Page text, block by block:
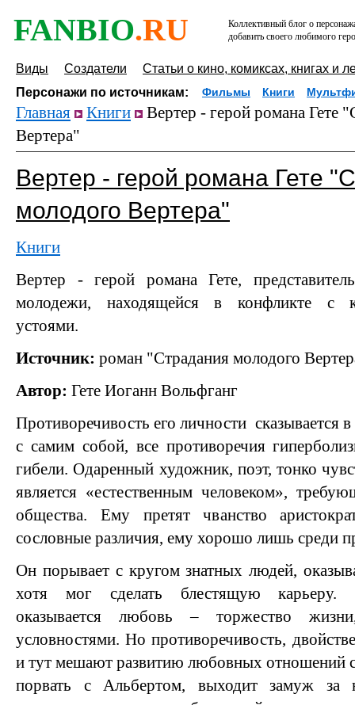
FANBIO.RU
Коллективный блог о
добавить своего любимого
Виды Создатели
Статьи о кино, комиксах, книгах и
Персонажи по источникам:
Фильмы Книги
Главная Книги
Вертер - герой романа Гете
Вертера"
Вертер - герой романа Гете
молодого Вертера"
Книги
Вертер - герой романа Гете,
молодежи, находящейся в конфликте с
устоями.
Источник: роман "Страдания молодого
Автор: Гете Иоганн Вольфганг
Противоречивость его личности сказывается
с самим собой, все противоречия
гибели. Одаренный художник, поэт, тонко
является «естественным человеком»,
общества. Ему претят чванство
сословные различия, ему хорошо лишь среди
Он порывает с кругом знатных людей,
хотя мог сделать блестящую карьеру.
оказывается любовь – торжество
условностями. Но противоречивость,
и тут мешают развитию любовных отношений
порвать с Альбертом, выходит замуж за